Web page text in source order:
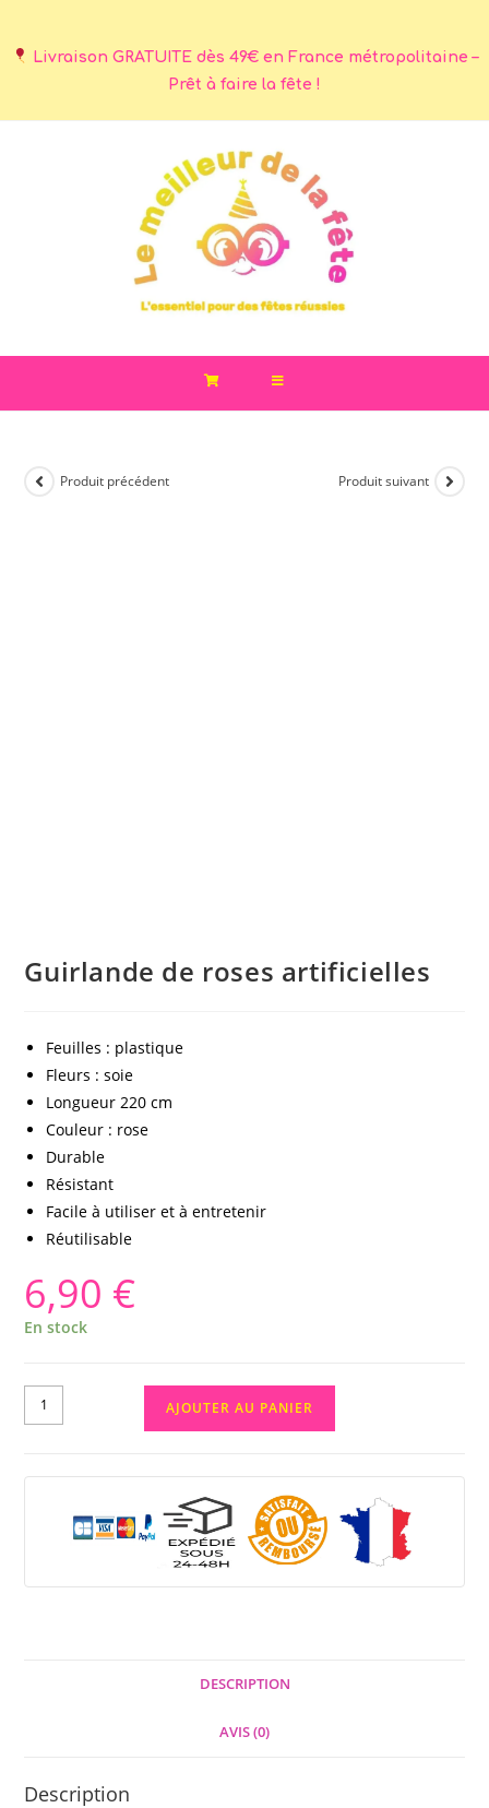
Livraison GRATUITE dès 49€ en France métropolitaine –
Prêt à faire la fête !
Produit précédent Produit suivant
Guirlande de roses artificielles
Feuilles : plastique
Fleurs : soie
Longueur 220 cm
Couleur : rose
Durable
Résistant
Facile à utiliser et à entretenir
Réutilisable
6,90 €
En stock
AJOUTER AU PANIER
DESCRIPTION
AVIS (0)
Description